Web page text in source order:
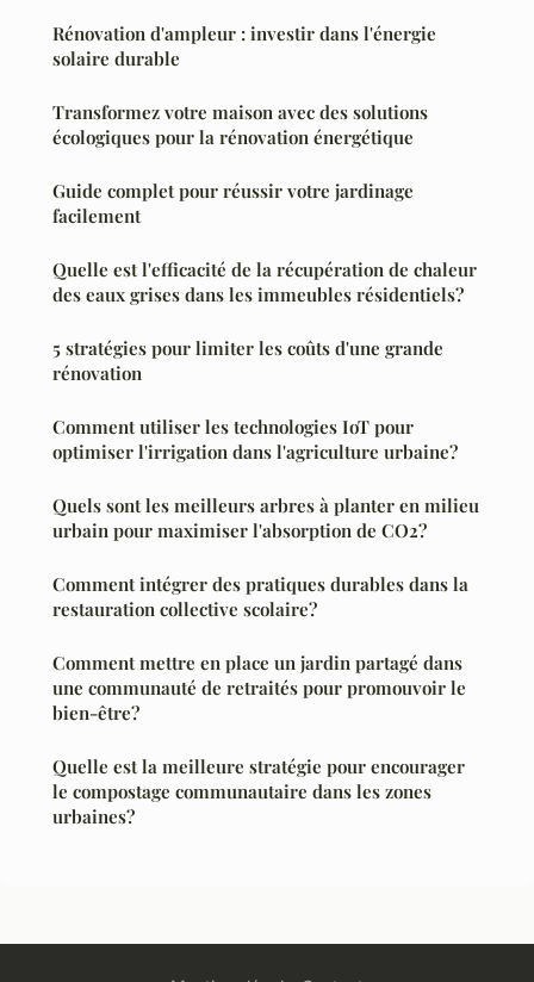
Rénovation d'ampleur : investir dans l'énergie
solaire durable
Transformez votre maison avec des solutions
écologiques pour la rénovation énergétique
Guide complet pour réussir votre jardinage
facilement
Quelle est l'efficacité de la récupération de chaleur
des eaux grises dans les immeubles résidentiels?
5 stratégies pour limiter les coûts d'une grande
rénovation
Comment utiliser les technologies IoT pour
optimiser l'irrigation dans l'agriculture urbaine?
Quels sont les meilleurs arbres à planter en milieu
urbain pour maximiser l'absorption de CO2?
Comment intégrer des pratiques durables dans la
restauration collective scolaire?
Comment mettre en place un jardin partagé dans
une communauté de retraités pour promouvoir le
bien-être?
Quelle est la meilleure stratégie pour encourager
le compostage communautaire dans les zones
urbaines?